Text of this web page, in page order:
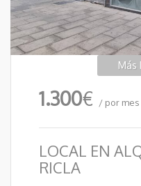
Más
1.300€ / por mes
LOCAL EN
RICLA